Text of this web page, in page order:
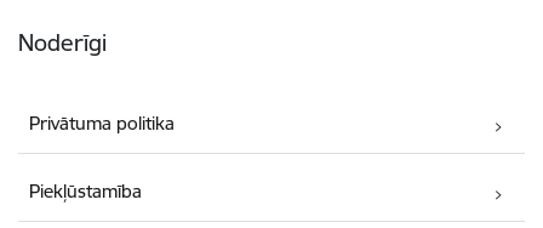
Noderīgi
Privātuma politika
Piekļūstamība